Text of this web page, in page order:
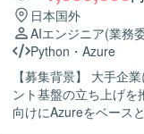
OpenAPI、FastAPIな
てKubernetesや
日本国外
AIエンジニア(業務
Python ・ Azure
【募集背景】 大手企
ント基盤の立ち上げを推進す
向けにAzureをベース